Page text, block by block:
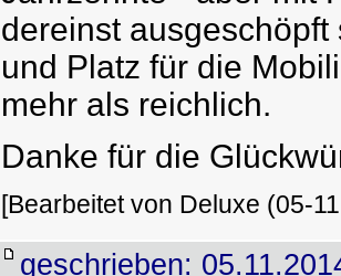
dereinst
und Platz für die
mehr als reichlich.
Danke für die
[Bearbeitet von Deluxe (05-
geschrieben: